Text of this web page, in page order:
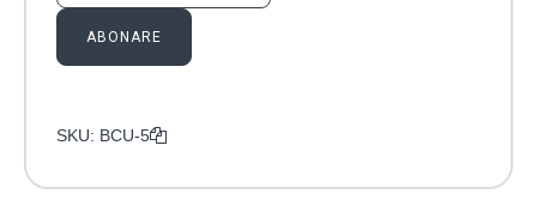
ABONARE
SKU: BCU-5